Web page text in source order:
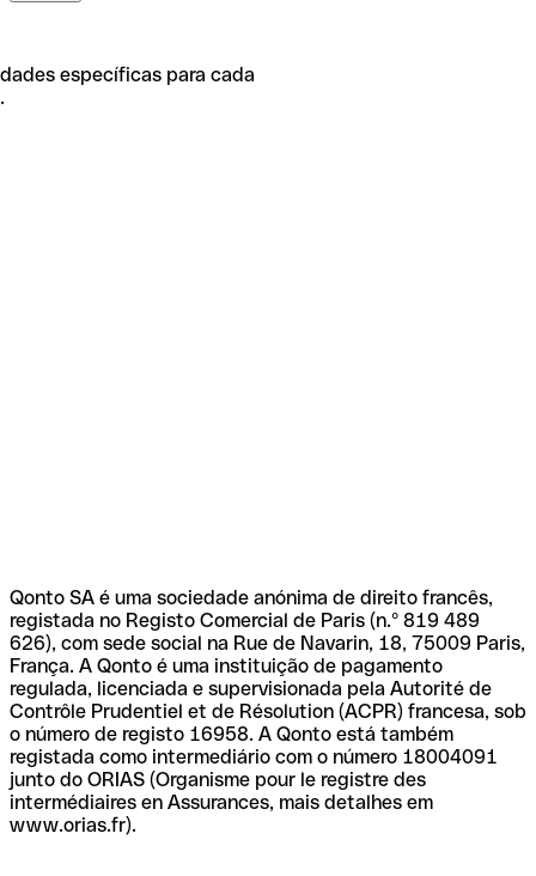
específicas para cada
Qonto SA é uma sociedade anónima de direito francês,
registada no Registo Comercial de Paris (n.º 819 489
626), com sede social na Rue de Navarin, 18, 75009 Paris,
França. A Qonto é uma instituição de pagamento
regulada, licenciada e supervisionada pela Autorité de
Contrôle Prudentiel et de Résolution (ACPR) francesa, sob
o número de registo 16958. A Qonto está também
registada como intermediário com o número 18004091
junto do ORIAS (Organisme pour le registre des
intermédiaires en Assurances, mais detalhes em
www.orias.fr).